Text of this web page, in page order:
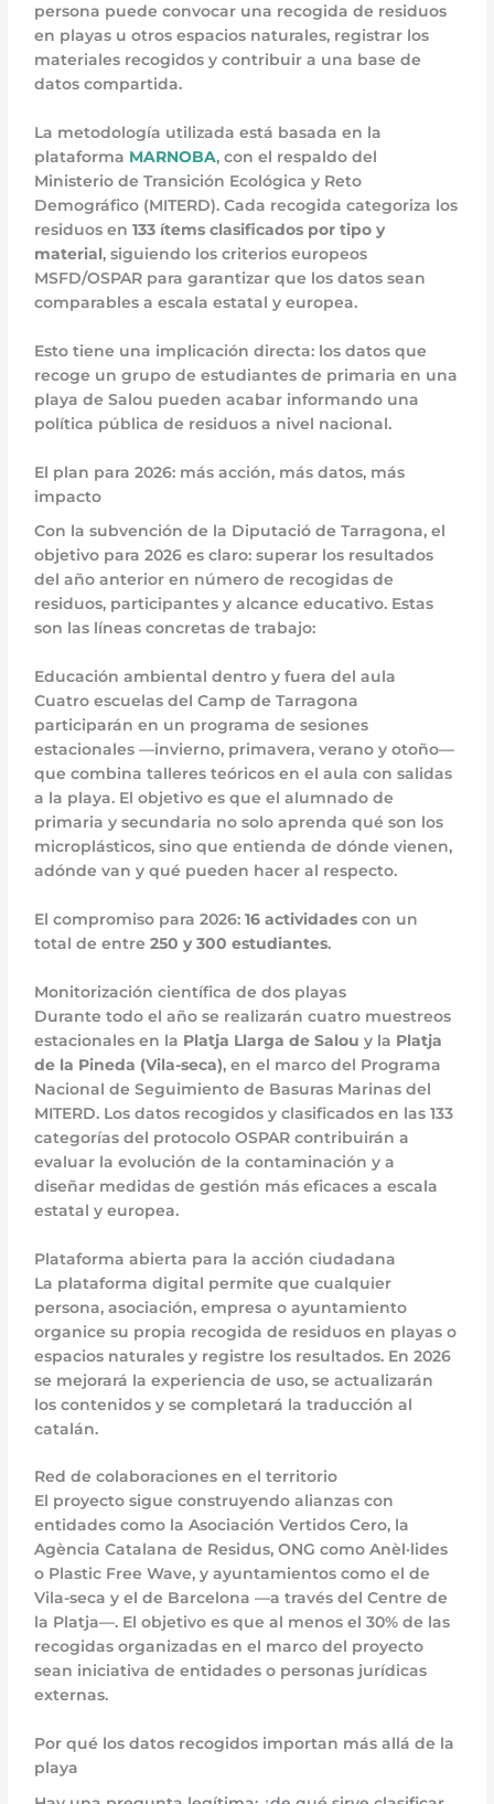
persona puede convocar una recogida de residuos
en playas u otros espacios naturales, registrar los
materiales recogidos y contribuir a una base de
datos compartida.
La metodología utilizada está basada en la
plataforma MARNOBA, con el respaldo del
Ministerio de Transición Ecológica y Reto
Demográfico (MITERD). Cada recogida categoriza los
residuos en133 ítems clasificados por tipo y
material, siguiendo los criterios europeos
MSFD/OSPAR para garantizar que los datos sean
comparables a escala estatal y europea.
Esto tiene una implicación directa: los datos que
recoge un grupo de estudiantes de primaria en una
playa de Salou pueden acabar informando una
política pública de residuos a nivel nacional.
El plan para 2026: más acción, más datos, más
impacto
Con la subvención de la Diputació de Tarragona, el
objetivo para 2026 es claro: superar los resultados
del año anterior en número de recogidas de
residuos, participantes y alcance educativo. Estas
son las líneas concretas de trabajo:
Educación ambiental dentro y fuera del aula
Cuatro escuelas del Camp de Tarragona
participarán en un programa de sesiones
estacionales —invierno, primavera, verano y otoño—
que combina talleres teóricos en el aula con salidas
a la playa. El objetivo es que el alumnado de
primaria y secundaria no solo aprenda qué son los
microplásticos, sino que entienda de dónde vienen,
adónde van y qué pueden hacer al respecto.
El compromiso para 2026:16 actividades con un
total de entre250 y 300 estudiantes.
Monitorización científica de dos playas
Durante todo el año se realizarán cuatro muestreos
estacionales en la Platja Llarga de Salou y la Platja
de la Pineda (Vila-seca), en el marco del Programa
Nacional de Seguimiento de Basuras Marinas del
MITERD. Los datos recogidos y clasificados en las 133
categorías del protocolo OSPAR contribuirán a
evaluar la evolución de la contaminación y a
diseñar medidas de gestión más eficaces a escala
estatal y europea.
Plataforma abierta para la acción ciudadana
La plataforma digital permite que cualquier
persona, asociación, empresa o ayuntamiento
organice su propia recogida de residuos en playas o
espacios naturales y registre los resultados. En 2026
se mejorará la experiencia de uso, se actualizarán
los contenidos y se completará la traducción al
catalán.
Red de colaboraciones en el territorio
El proyecto sigue construyendo alianzas con
entidades como la Asociación Vertidos Cero, la
Agència Catalana de Residus, ONG como Anèl·lides
o Plastic Free Wave, y ayuntamientos como el de
Vila-seca y el de Barcelona —a través del Centre de
la Platja—. El objetivo es que al menos el 30% de las
recogidas organizadas en el marco del proyecto
sean iniciativa de entidades o personas jurídicas
externas.
Por qué los datos recogidos importan más allá de la
playa